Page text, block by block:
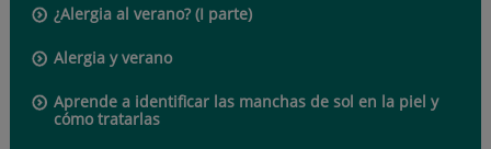
¿Alergia al verano? (I parte)
Alergia y verano
Aprende a identificar las manchas de sol en la piel y
cómo tratarlas